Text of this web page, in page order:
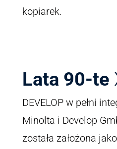
kopiarek.
Lata 90-te
DEVELOP w pełni
Minolta i Develop
została założona